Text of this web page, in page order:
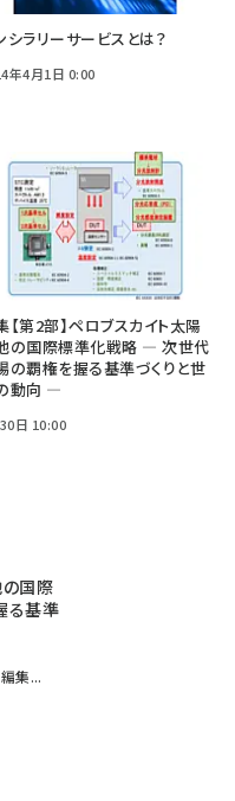
シラリーサービスとは？
年4月1日 0:00
【第2部】ペロブスカイト太陽
の国際標準化戦略 ― 次世代
の覇権を握る基準づくりと世
動向 ―
日 10:00
の国際
る基準
集...